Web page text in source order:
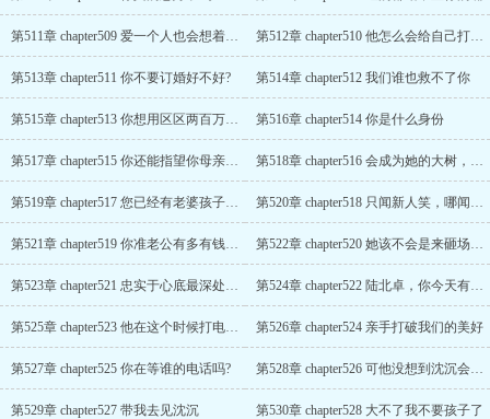
第511章 chapter509 爱一个人也会想着去对她的家人好 第512章 chapter510 他怎么会给自己打电话
第513章 chapter511 你不要订婚好不好? 第514章 chapter512 我们谁也救不了你
第515章 chapter513 你想用区区两百万就把我打发走? 第516章 chapter514 你是什么身份
第517章 chapter515 你还能指望你母亲起死回生参加你的婚礼? 第518章 chapter516 会成为她的大树，她的盾牌
第519章 chapter517 您已经有老婆孩子了吗? 第520章 chapter518 只闻新人笑，哪闻旧人哭
第521章 chapter519 你准老公有多有钱，你又不是不知道 第522章 chapter520 她该不会是来砸场子的吧
第523章 chapter521 忠实于心底最深处的声音 第524章 chapter522 陆北卓，你今天有点奇怪
第525章 chapter523 他在这个时候打电话是想干什么? 第526章 chapter524 亲手打破我们的美好
第527章 chapter525 你在等谁的电话吗? 第528章 chapter526 可他没想到沈沉会这么偏激
第529章 chapter527 带我去见沈沉 第530章 chapter528 大不了我不要孩子了